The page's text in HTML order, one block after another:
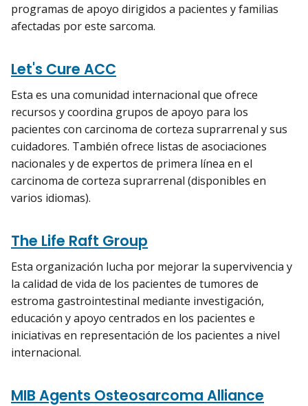
programas de apoyo dirigidos a pacientes y familias
afectadas por este sarcoma.
Let's Cure ACC
Esta es una comunidad internacional que ofrece
recursos y coordina grupos de apoyo para los
pacientes con carcinoma de corteza suprarrenal y sus
cuidadores. También ofrece listas de asociaciones
nacionales y de expertos de primera línea en el
carcinoma de corteza suprarrenal (disponibles en
varios idiomas).
The Life Raft Group
Esta organización lucha por mejorar la supervivencia y
la calidad de vida de los pacientes de tumores de
estroma gastrointestinal mediante investigación,
educación y apoyo centrados en los pacientes e
iniciativas en representación de los pacientes a nivel
internacional.
MIB Agents Osteosarcoma Alliance